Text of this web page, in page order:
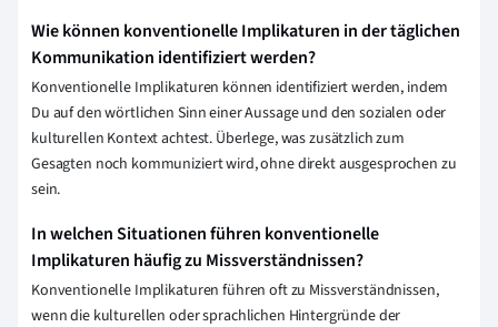
Wie können konventionelle Implikaturen in der täglichen
Kommunikation identifiziert werden?
Konventionelle Implikaturen können identifiziert werden, indem
Du auf den wörtlichen Sinn einer Aussage und den sozialen oder
kulturellen Kontext achtest. Überlege, was zusätzlich zum
Gesagten noch kommuniziert wird, ohne direkt ausgesprochen zu
sein.
In welchen Situationen führen konventionelle
Implikaturen häufig zu Missverständnissen?
Konventionelle Implikaturen führen oft zu Missverständnissen,
wenn die kulturellen oder sprachlichen Hintergründe der